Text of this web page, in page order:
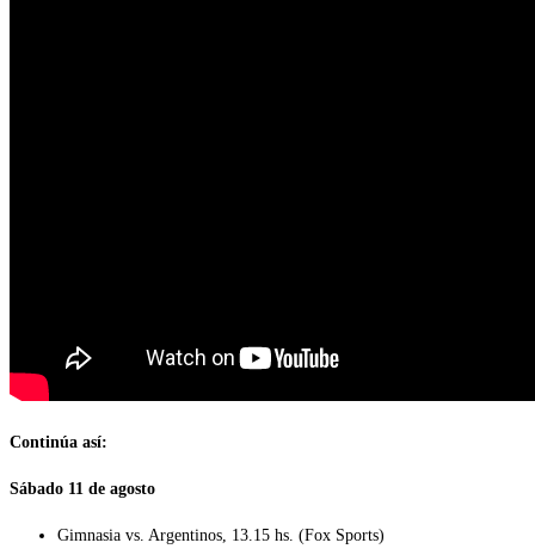
Continúa así:
Sábado 11 de agosto
Gimnasia vs. Argentinos, 13.15 hs. (Fox Sports)